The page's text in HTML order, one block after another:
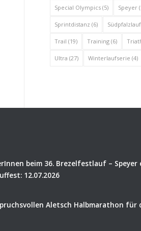
Special Olympics(5) Speyer
Sprintdistanz (6) Südpfalzlauf
Trail (19) Training(6)
Ultra (27) Winterlaufserie (4)
beim 36. Brezelfestlauf – Speyer
12.07.2026
Aletsch Halbmarathon für